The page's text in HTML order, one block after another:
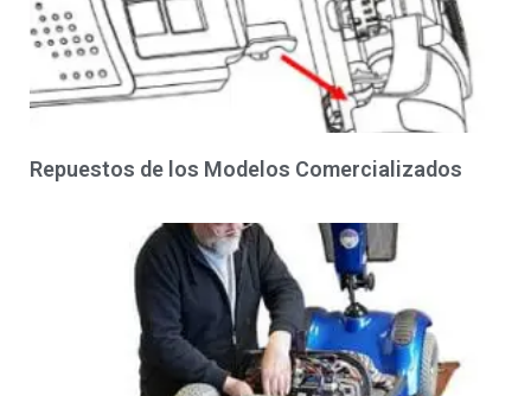
Repuestos de los Modelos Comercializados